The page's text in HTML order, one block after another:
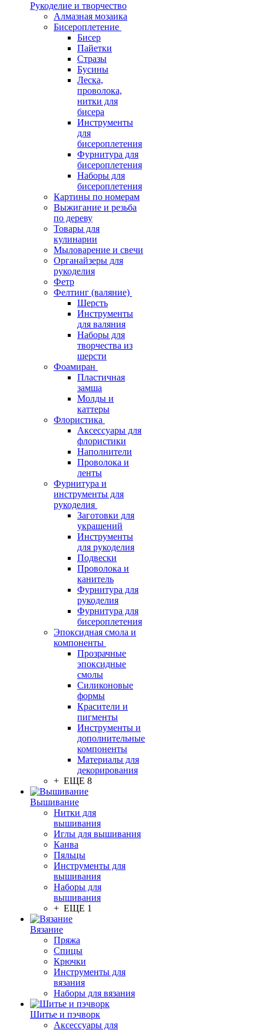
Рукоделие и творчество
Алмазная мозаика
Бисероплетение
Бисер
Пайетки
Стразы
Бусины
Леска,
проволока,
нитки для
бисера
Инструменты
для
бисероплетения
Фурнитура для
бисероплетения
Наборы для
бисероплетения
Картины по номерам
Выжигание и резьба
по дереву
Товары для
кулинарии
Мыловарение и свечи
Органайзеры для
рукоделия
Фетр
Фелтинг (валяние)
Шерсть
Инструменты
для валяния
Наборы для
творчества из
шерсти
Фоамиран
Пластичная
замша
Молды и
каттеры
Флористика
Аксессуары для
флористики
Наполнители
Проволока и
ленты
Фурнитура и
инструменты для
рукоделия
Заготовки для
украшений
Инструменты
для рукоделия
Подвески
Проволока и
канитель
Фурнитура для
рукоделия
Фурнитура для
бисероплетения
Эпоксидная смола и
компоненты
Прозрачные
эпоксидные
смолы
Силиконовые
формы
Красители и
пигменты
Инструменты и
дополнительные
компоненты
Материалы для
декорирования
+ ЕЩЕ 8
Вышивание
Нитки для
вышивания
Иглы для вышивания
Канва
Пяльцы
Инструменты для
вышивания
Наборы для
вышивания
+ ЕЩЕ 1
Вязание
Пряжа
Спицы
Крючки
Инструменты для
вязания
Наборы для вязания
Шитье и пэчворк
Аксессуары для